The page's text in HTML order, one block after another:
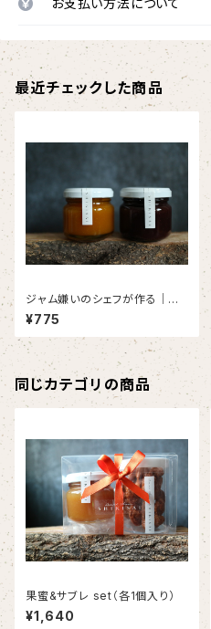
お支払い方法について
最近チェックした商品
ジャム嫌いのシェフが作る｜果
蜜 (1個入り)
¥775
同じカテゴリの商品
果蜜&サブレ set（各1個入り）
¥1,640